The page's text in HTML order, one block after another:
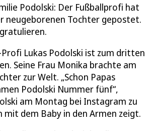
Podolski: Der Fußballprofi hat
neugeborenen Tochter gepostet.
Profi Lukas Podolski ist zum dritten
Seine Frau Monika brachte am
zur Welt. „Schon Papas
Podolski Nummer fünf“,
am Montag bei Instagram zu
mit dem Baby in den Armen zeigt.